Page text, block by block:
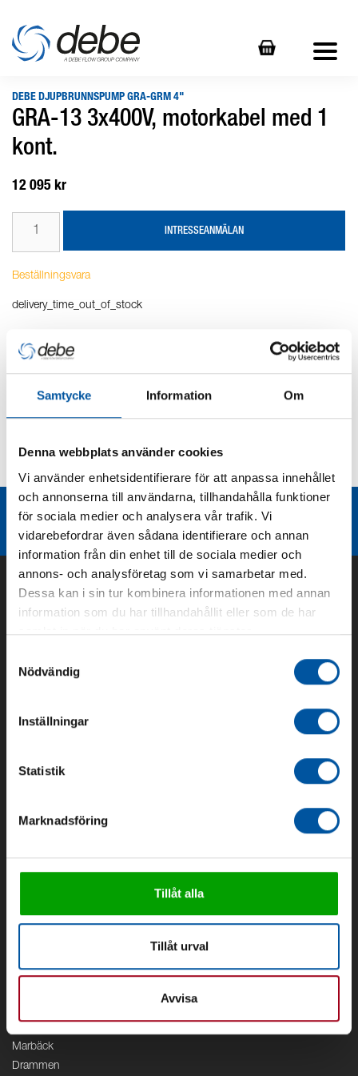
Samtycke Information Om
Denna webbplats använder cookies
Vi använder enhetsidentifierare för att anpassa innehållet
och annonserna till användarna, tillhandahålla funktioner
för sociala medier och analysera vår trafik. Vi
vidarebefordrar även sådana identifierare och annan
information från din enhet till de sociala medier och
annons- och analysföretag som vi samarbetar med.
Dessa kan i sin tur kombinera informationen med annan
information som du har tillhandahållit eller som de har
samlat in när du har använt deras tjänster.
Nödvändig
Inställningar
Statistik
Marknadsföring
Tillåt alla
Tillåt urval
Avvisa
DEBE DJUPBRUNNSPUMP GRA-GRM 4"
GRA-13 3x400V, motorkabel med 1
kont.
12 095 kr
INTRESSEANMÄLAN
Beställningsvara
delivery_time_out_of_stock
Produktbeskrivning
Teknisk dokumentation
Liknande produktgrupper
Områden
Vattenrening
Geoenergi
Debe
Marbäck
Drammen